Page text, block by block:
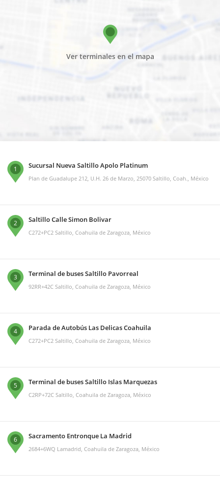
Ver terminales en el mapa
1 Sucursal Nueva Saltillo Apolo Platinum
Plan de Guadalupe 212, U.H. 26 de Marzo, 25070 Saltillo, Coah., México
2 Saltillo Calle Simon Bolivar
C272+PC2 Saltillo, Coahuila de Zaragoza, México
3 Terminal de buses Saltillo Pavorreal
92RR+42C Saltillo, Coahuila de Zaragoza, México
4 Parada de Autobús Las Delicas Coahuila
C272+PC2 Saltillo, Coahuila de Zaragoza, México
5 Terminal de buses Saltillo Islas Marquezas
C2RP+72C Saltillo, Coahuila de Zaragoza, México
6 Sacramento Entronque La Madrid
2684+6WQ Lamadrid, Coahuila de Zaragoza, México